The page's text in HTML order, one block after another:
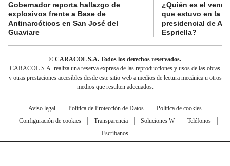
Gobernador reporta hallazgo de
explosivos frente a Base de
Antinarcóticos en San José del
Guaviare
¿Quién es el
que estuvo en la
presidencial de
Espriella?
© CARACOL S.A. Todos los derechos reservados.
CARACOL S.A. realiza una reserva expresa de las reproducciones y usos de las obras
y otras prestaciones accesibles desde este sitio web a medios de lectura mecánica u otros
medios que resulten adecuados.
Aviso legal Política de Protección de Datos
Política de cookies
Configuración de cookies
Transparencia Soluciones W
Teléfonos
Escríbanos